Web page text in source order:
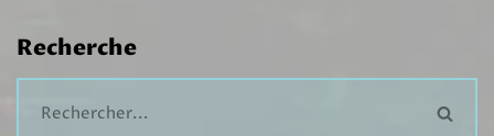
Recherche